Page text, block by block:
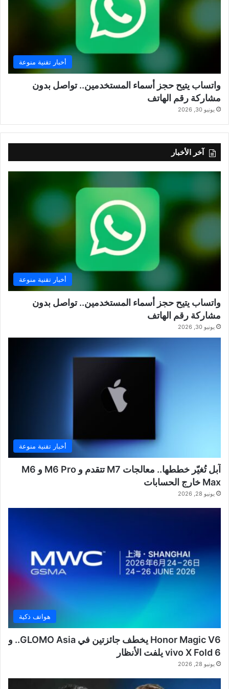
أخبار تقنية منوعة
واتساب يتيح حجز أسماء المستخدمين.. تواصل بدون
مشاركة رقم الهاتف
يونيو 30, 2026
آخر الأخبار
أخبار تقنية منوعة
واتساب يتيح حجز أسماء المستخدمين.. تواصل بدون
مشاركة رقم الهاتف
يونيو 30, 2026
أخبار تقنية منوعة
آبل تُغيّر خططها.. معالجات M7 تتقدم و M6 Pro و M6
Max خارج الحسابات
يونيو 28, 2026
هواتف ذكية
Honor Magic V6 يخطف جائزتين في GLOMO Asia.. و
vivo X Fold 6 يلفت الأنظار
يونيو 28, 2026